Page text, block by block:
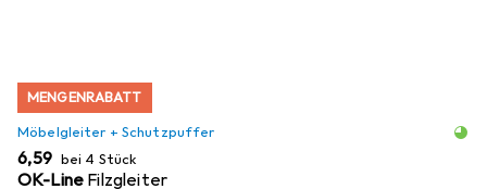
MENGENRABATT
Möbelgleiter + Schutzpuffer
EUR
6,59 bei 4 Stück
OK-Line Filzgleiter